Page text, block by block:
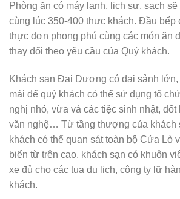
Phòng ăn có máy lạnh, lịch sự, sạch sẽ
cùng lúc 350-400 thực khách. Đầu bếp
thực đơn phong phú cùng các món ăn
thay đổi theo yêu cầu của Quý khách.
Khách sạn Đại Dương có đại sảnh lớn,
mái để quý khách có thể sử dụng tổ
nghị nhỏ, vừa và các tiệc sinh nhật,
văn nghệ… Từ tầng thượng của khách
khách có thể quan sát toàn bộ Cửa Lò
biển từ trên cao. khách sạn có khuôn
xe đủ cho các tua du lịch, công ty lữ
khách.